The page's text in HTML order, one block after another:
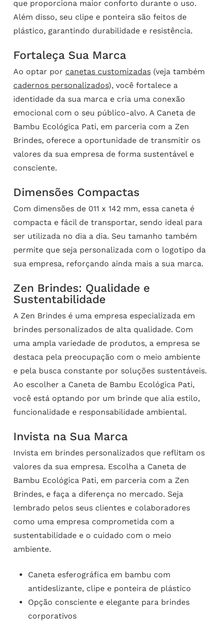
que proporciona maior conforto durante o uso.
Além disso, seu clipe e ponteira são feitos de
plástico, garantindo durabilidade e resistência.
Fortaleça Sua Marca
Ao optar por canetas customizadas(veja também
cadernos personalizados), você fortalece a
identidade da sua marca e cria uma conexão
emocional com o seu público-alvo. A Caneta de
Bambu Ecológica Pati, em parceria com a Zen
Brindes, oferece a oportunidade de transmitir os
valores da sua empresa de forma sustentável e
consciente.
Dimensões Compactas
Com dimensões de 011 x 142 mm, essa caneta é
compacta e fácil de transportar, sendo ideal para
ser utilizada no dia a dia. Seu tamanho também
permite que seja personalizada com o logotipo da
sua empresa, reforçando ainda mais a sua marca.
Zen Brindes: Qualidade e
Sustentabilidade
A Zen Brindes é uma empresa especializada em
brindes personalizados de alta qualidade. Com
uma ampla variedade de produtos, a empresa se
destaca pela preocupação com o meio ambiente
e pela busca constante por soluções sustentáveis.
Ao escolher a Caneta de Bambu Ecológica Pati,
você está optando por um brinde que alia estilo,
funcionalidade e responsabilidade ambiental.
Invista na Sua Marca
Invista em brindes personalizados que reflitam os
valores da sua empresa. Escolha a Caneta de
Bambu Ecológica Pati, em parceria com a Zen
Brindes, e faça a diferença no mercado. Seja
lembrado pelos seus clientes e colaboradores
como uma empresa comprometida com a
sustentabilidade e o cuidado com o meio
ambiente.
Caneta esferográfica em bambu com
antideslizante, clipe e ponteira de plástico
Opção consciente e elegante para brindes
corporativos